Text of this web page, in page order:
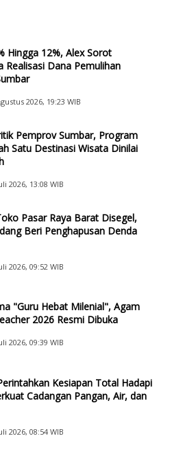
Hingga 12%, Alex Sorot
Realisasi Dana Pemulihan
2026, 19:23 WIB
Pemprov Sumbar, Program
Satu Destinasi Wisata Dinilai
2026, 13:08 WIB
Pasar Raya Barat Disegel,
Beri Penghapusan Denda
2026, 09:52 WIB
"Guru Hebat Milenial", Agam
2026 Resmi Dibuka
2026, 09:39 WIB
Kesiapan Total Hadapi
Cadangan Pangan, Air, dan
2026, 08:54 WIB